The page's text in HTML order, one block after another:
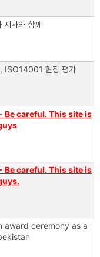
지사와 함께
ISO14001 현장 평가
Be careful. This site is
Be careful. This site is
award ceremony as a